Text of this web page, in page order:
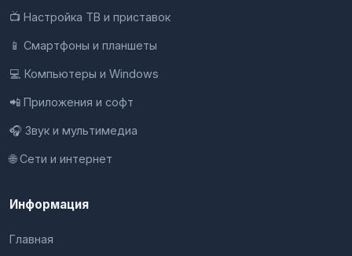
📺 Настройка ТВ и приставок
📱 Смартфоны и планшеты
💻 Компьютеры и Windows
📲 Приложения и софт
🎧 Звук и мультимедиа
🌐 Сети и интернет
Информация
Главная